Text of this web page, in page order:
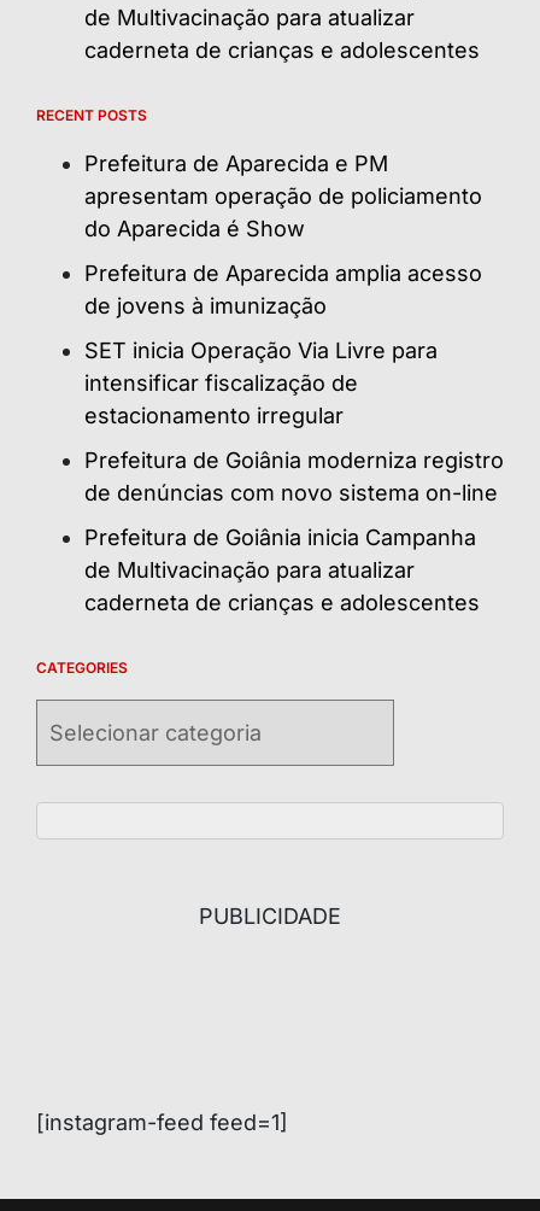
de Multivacinação para atualizar
caderneta de crianças e adolescentes
RECENT POSTS
Prefeitura de Aparecida e PM
apresentam operação de policiamento
do Aparecida é Show
Prefeitura de Aparecida amplia acesso
de jovens à imunização
SET inicia Operação Via Livre para
intensificar fiscalização de
estacionamento irregular
Prefeitura de Goiânia moderniza registro
de denúncias com novo sistema on-line
Prefeitura de Goiânia inicia Campanha
de Multivacinação para atualizar
caderneta de crianças e adolescentes
CATEGORIES
PUBLICIDADE
[instagram-feed feed=1]